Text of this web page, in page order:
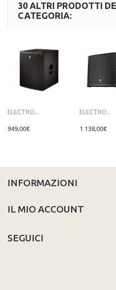
30 ALTRI PRODOTTI
CATEGORIA:
ELECTRO...
949,00€
ELECTRO...
1 138,00€
INFORMAZIONI
IL MIO ACCOUNT
SEGUICI